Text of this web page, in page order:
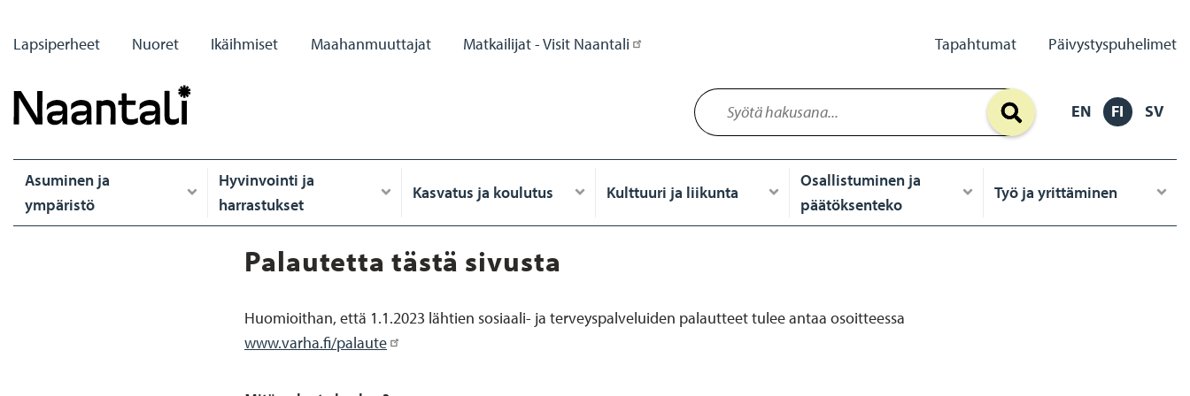
pääsisältöön
Primary
Lapsiperheet Nuoret Ikäihmiset Maahanmuuttajat Matkailijat - Visit Naantali
Secondary
Tapahtumat Päivystyspuhelimet
EN FI SV
Päävalikko
Asuminen ja
ympäristö
Hyvinvointi ja
harrastukset
Kasvatus ja koulutus Kulttuuri ja liikunta
Osallistuminen ja
päätöksenteko
Työ ja yrittäminen
Palautetta tästä sivusta
Huomioithan, että 1.1.2023 lähtien sosiaali- ja terveyspalveluiden palautteet tulee antaa osoitteessa
www.varha.fi/palaute